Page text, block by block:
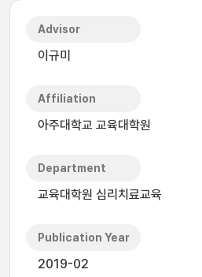
Advisor
이규미
Affiliation
아주대학교 교육대학원
Department
교육대학원 심리치료교육
Publication Year
2019-02